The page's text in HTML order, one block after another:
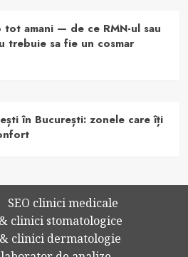
amani — de ce RMN-ul sau
trebuie sa fie un cosmar
în București: zonele care îți
SEO clinici medicale
clinici stomatologice
clinici dermatologie